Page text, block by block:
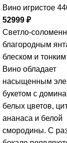
Вино игристое
52999 ₽
Светло-
благородным
блеском и
Вино обладает
насыщенным
букетом с
белых цветов,
ананаса и белой
смородины. С